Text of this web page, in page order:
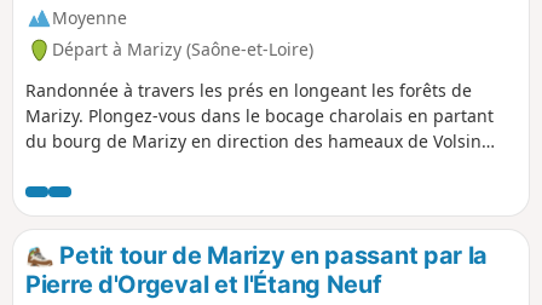
Moyenne
Départ à Marizy (Saône-et-Loire)
Randonnée à travers les prés en longeant les forêts de
Marizy. Plongez-vous dans le bocage charolais en partant
du bourg de Marizy en direction des hameaux de Volsin
Apports. Promenez-vous dans les chemins creux loin des
routes goudronnées et immergez-vous dans le bocage
charolais.
Petit tour de Marizy en passant par la
Pierre d'Orgeval et l'Étang Neuf